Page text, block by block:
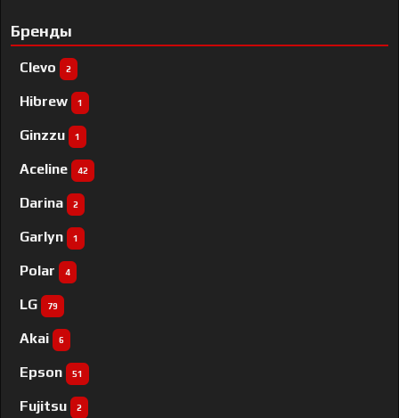
Бренды
Clevo 2
Hibrew 1
Ginzzu 1
Aceline 42
Darina 2
Garlyn 1
Polar 4
LG 79
Akai 6
Epson 51
Fujitsu 2